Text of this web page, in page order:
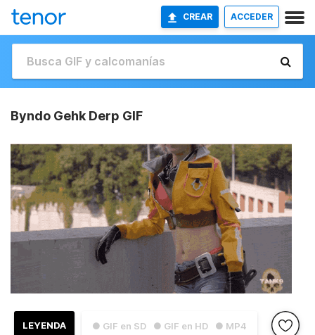
CREAR ACCEDER
Byndo Gehk Derp GIF
● GIF en SD ● GIF en HD ● MP4
LEYENDA